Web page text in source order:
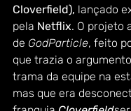
Cloverfield), lançado
pela Netflix. O projeto
de GodParticle, feito
que trazia o
trama da equipe na
mas que era